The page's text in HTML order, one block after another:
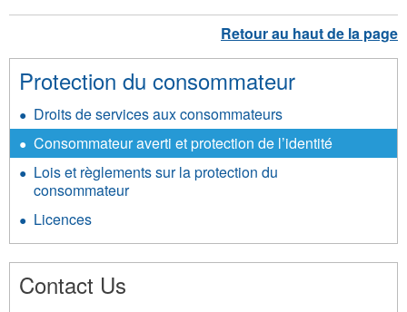
Protection du consommateur
Droits de services aux consommateurs
Consommateur averti et protection de l’identité
Lois et règlements sur la protection du
consommateur
Licences
Contact Us